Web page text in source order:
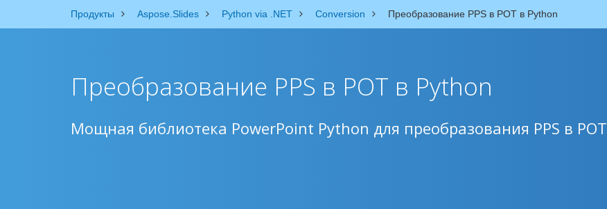
Продукты Aspose.Slides Python via .NET Conversion Преобразование PPS в POT в Python
Преобразование PPS в POT в Python
Мощная библиотека PowerPoint Python для преобразования PPS в POT